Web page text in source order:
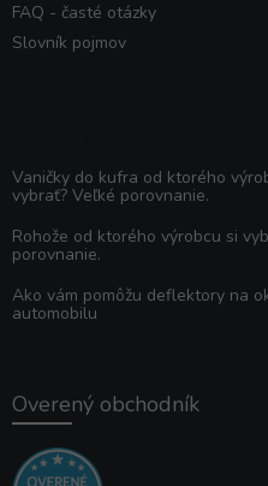
FAQ - časté otázky
Slovník pojmov
Vaničky do kufra od ktorého
vybrať? Veľké porovnanie.
Rohože od ktorého výrobcu si
porovnanie.
Ako vám pomôžu deflektory na
automobilu
Overený obchodník